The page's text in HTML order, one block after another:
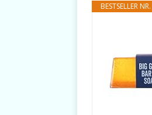
BESTSELLER NR.